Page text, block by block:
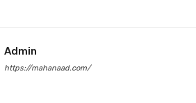
Admin
https://mahanaad.com/